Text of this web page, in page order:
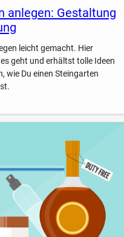
anlegen: Gestaltung
leicht gemacht. Hier
geht und erhältst tolle Ideen
wie Du einen Steingarten